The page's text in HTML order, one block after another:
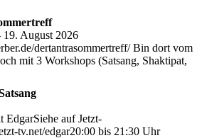
19. August 2026
dertantrasommertreff/ Bin dort vom
mit 3 Workshops (Satsang, Shaktipat,
EdgarSiehe auf Jetzt-
tv.net/edgar20:00 bis 21:30 Uhr